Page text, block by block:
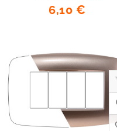
6,10 €